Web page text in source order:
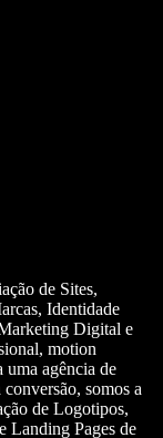
de Sites,
Identidade
Digital e
motion
uma agência de
somos a
de Logotipos,
Landing Pages de